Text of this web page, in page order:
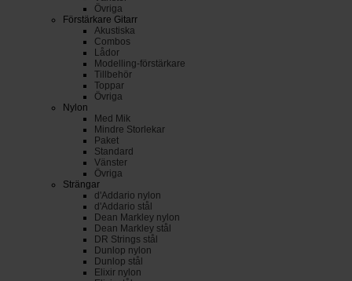
Övriga
Förstärkare Gitarr
Akustiska
Combos
Lådor
Modelling-förstärkare
Tillbehör
Toppar
Övriga
Nylon
Med Mik
Mindre Storlekar
Paket
Standard
Vänster
Övriga
Strängar
d'Addario nylon
d'Addario stål
Dean Markley nylon
Dean Markley stål
DR Strings stål
Dunlop nylon
Dunlop stål
Elixir nylon